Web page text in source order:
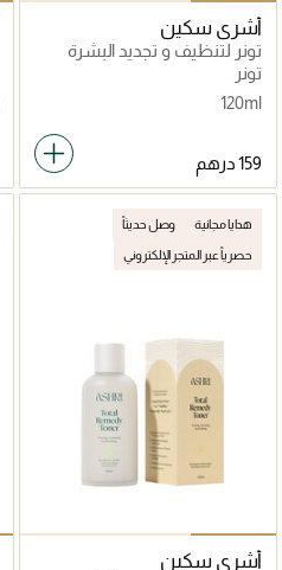
أشري سكين
تونر لتنظيف و تجديد البشرة
تونر
120ml
هدايا مجانية وصل حديثاً
حصرياً عبر المتجر الإلكتروني
أشري سكين